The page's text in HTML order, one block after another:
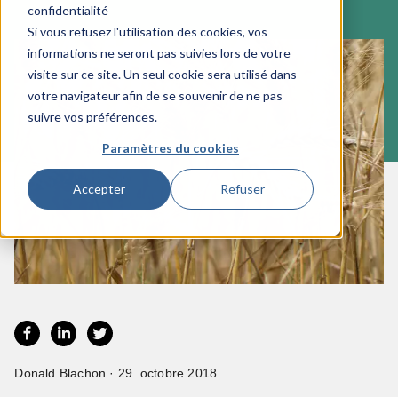
confidentialité
Si vous refusez l'utilisation des cookies, vos
informations ne seront pas suivies lors de votre
visite sur ce site. Un seul cookie sera utilisé dans
votre navigateur afin de se souvenir de ne pas
suivre vos préférences.
Paramètres du cookies
Accepter Refuser
Donald Blachon · 29. octobre 2018